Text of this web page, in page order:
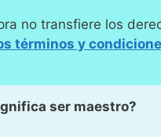
no transfiere los
términos y
ser maestro?